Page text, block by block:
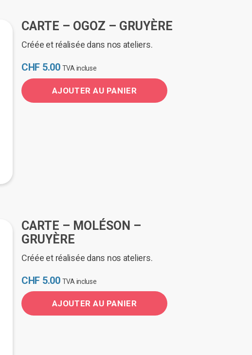
CARTE – OGOZ – GRUYÈRE
Créée et réalisée dans nos ateliers.
CHF 5.00 TVA incluse
AJOUTER AU PANIER
CARTE – MOLÉSON –
GRUYÈRE
Créée et réalisée dans nos ateliers.
CHF 5.00 TVA incluse
AJOUTER AU PANIER